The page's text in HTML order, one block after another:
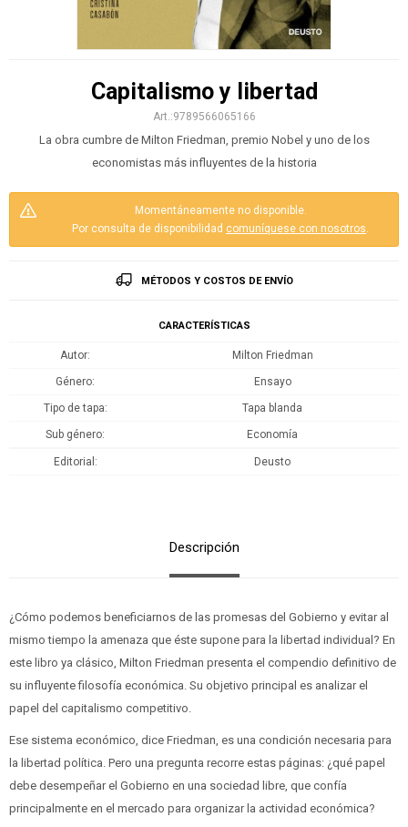
Capitalismo y libertad
9789566065166
La obra cumbre de Milton Friedman, premio Nobel y uno de los
economistas más influyentes de la historia
Momentáneamente no disponible.
Por consulta de disponibilidad comuníquese con nosotros.
MÉTODOS Y COSTOS DE ENVÍO
CARACTERÍSTICAS
Autor Milton Friedman
Género Ensayo
Tipo de tapa Tapa blanda
Sub género Economía
Editorial Deusto
Descripción
¿Cómo podemos beneficiarnos de las promesas del Gobierno y evitar al
mismo tiempo la amenaza que éste supone para la libertad individual? En
este libro ya clásico, Milton Friedman presenta el compendio definitivo de
su influyente filosofía económica. Su objetivo principal es analizar el
papel del capitalismo competitivo.
Ese sistema económico, dice Friedman, es una condición necesaria para
la libertad política. Pero una pregunta recorre estas páginas: ¿qué papel
debe desempeñar el Gobierno en una sociedad libre, que confía
principalmente en el mercado para organizar la actividad económica?